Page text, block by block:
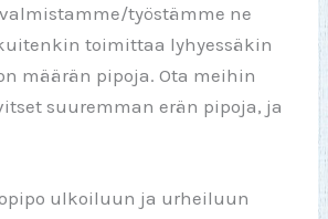
työstämme ne
toimittaa lyhyessäkin
määrän pipoja. Ota meihin
suuremman erän pipoja, ja
ulkoiluun ja urheiluun